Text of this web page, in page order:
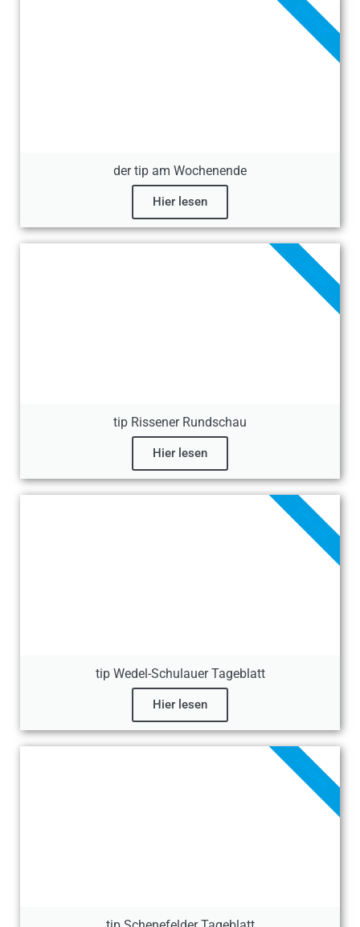
der tip am Wochenende
Hier lesen
E-PAPER
tip Rissener Rundschau
Hier lesen
E-PAPER
tip Wedel-Schulauer Tageblatt
Hier lesen
E-PAPER
E-PAPER